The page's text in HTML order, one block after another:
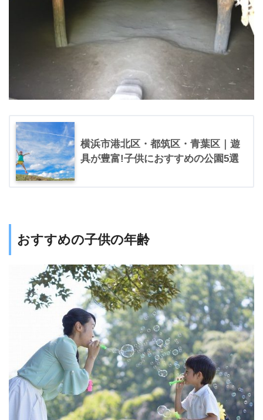
横浜市港北区・都筑区・青葉区｜遊
具が豊富!子供におすすめの公園5選
おすすめの⼦供の年齢